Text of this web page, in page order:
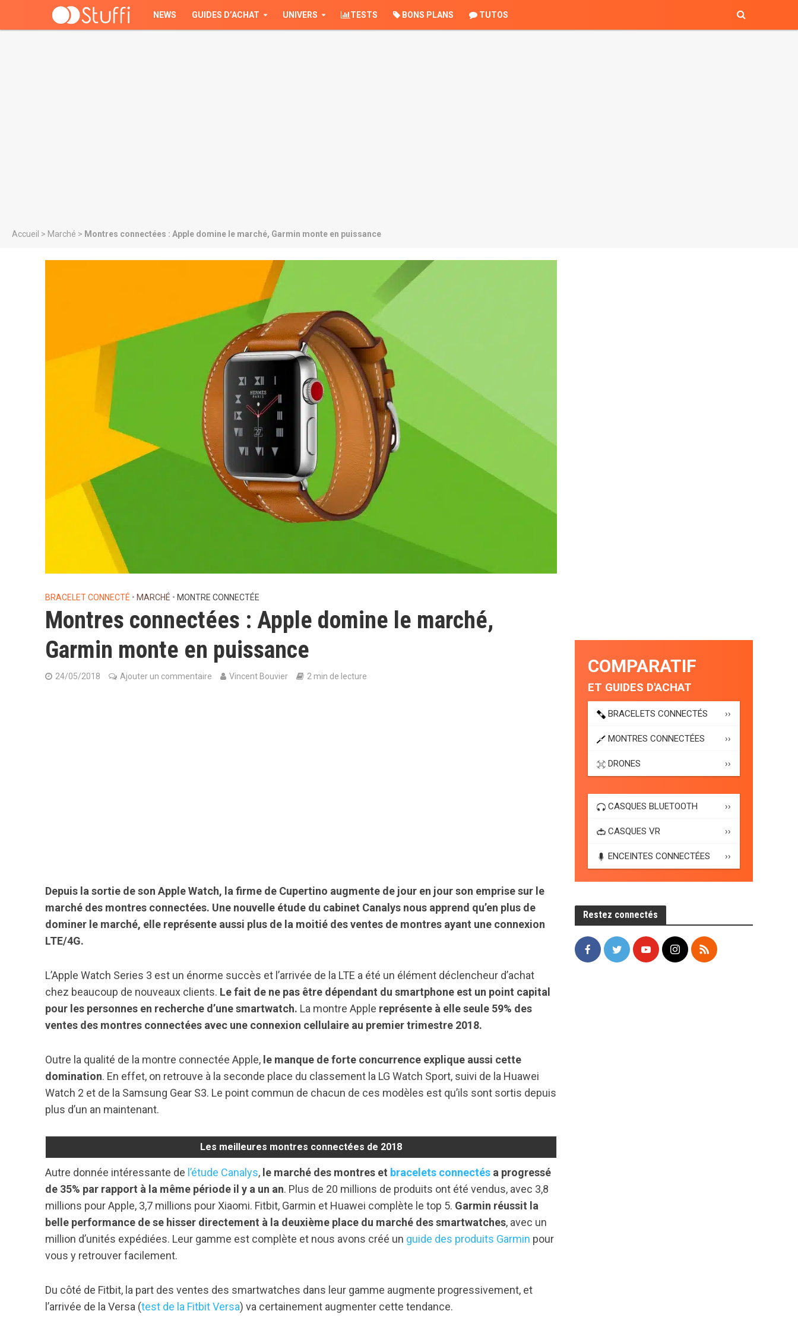
NEWS GUIDES D’ACHAT UNIVERS TESTS BONS PLANS TUTOS
Accueil > Marché > Montres connectées : Apple domine le marché, Garmin monte en puissance
BRACELET CONNECTÉ • MARCHÉ • MONTRE CONNECTÉE
Montres connectées : Apple domine le marché,
Garmin monte en puissance
24/05/2018 Ajouter un commentaire Vincent Bouvier 2 min de lecture
Depuis la sortie de son Apple Watch, la firme de Cupertino augmente de jour en jour son emprise sur le
marché des montres connectées. Une nouvelle étude du cabinet Canalys nous apprend qu’en plus de
dominer le marché, elle représente aussi plus de la moitié des ventes de montres ayant une connexion
LTE/4G.
L’Apple Watch Series 3 est un énorme succès et l’arrivée de la LTE a été un élément déclencheur d’achat
chez beaucoup de nouveaux clients. Le fait de ne pas être dépendant du smartphone est un point capital
pour les personnes en recherche d’une smartwatch. La montre Apple représente à elle seule 59% des
ventes des montres connectées avec une connexion cellulaire au premier trimestre 2018.
Outre la qualité de la montre connectée Apple, le manque de forte concurrence explique aussi cette
domination. En effet, on retrouve à la seconde place du classement la LG Watch Sport, suivi de la Huawei
Watch 2 et de la Samsung Gear S3. Le point commun de chacun de ces modèles est qu’ils sont sortis depuis
plus d’un an maintenant.
Les meilleures montres connectées de 2018
Autre donnée intéressante de l’étude Canalys, le marché des montres et bracelets connectésa progressé
de 35% par rapport à la même période il y a un an. Plus de 20 millions de produits ont été vendus, avec 3,8
millions pour Apple, 3,7 millions pour Xiaomi. Fitbit, Garmin et Huawei complète le top 5. Garmin réussit la
belle performance de se hisser directement à la deuxième place du marché des smartwatches, avec un
million d’unités expédiées. Leur gamme est complète et nous avons créé un guide des produits Garmin pour
vous y retrouver facilement.
Du côté de Fitbit, la part des ventes des smartwatches dans leur gamme augmente progressivement, et
l’arrivée de la Versa (test de la Fitbit Versa) va certainement augmenter cette tendance.
COMPARATIF
ET GUIDES D'ACHAT
BRACELETS CONNECTÉS ››
MONTRES CONNECTÉES ››
DRONES ››
CASQUES BLUETOOTH ››
CASQUES VR ››
ENCEINTES CONNECTÉES ››
Restez connectés